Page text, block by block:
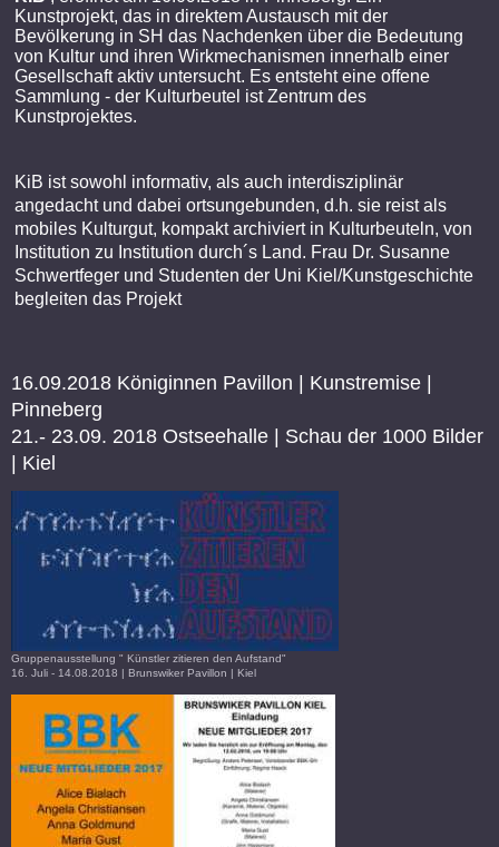
Kunstprojekt, das in direktem Austausch mit der
Bevölkerung in SH das Nachdenken über die Bedeutung
von Kultur und ihren Wirkmechanismen innerhalb einer
Gesellschaft aktiv untersucht. Es entsteht eine offene
Sammlung - der Kulturbeutel ist Zentrum des
Kunstprojektes.
KiB ist sowohl informativ, als auch interdisziplinär
angedacht und dabei ortsungebunden, d.h. sie reist als
mobiles Kulturgut, kompakt archiviert in Kulturbeuteln, von
Institution zu Institution durch´s Land. Frau Dr. Susanne
Schwertfeger und Studenten der Uni Kiel/Kunstgeschichte
begleiten das Projekt
16.09.2018 Königinnen Pavillon | Kunstremise |
Pinneberg
21.- 23.09. 2018 Ostseehalle | Schau der 1000 Bilder
| Kiel
Gruppenausstellung " Künstler zitieren den Aufstand"
16. Juli - 14.08.2018 | Brunswiker Pavillon | Kiel